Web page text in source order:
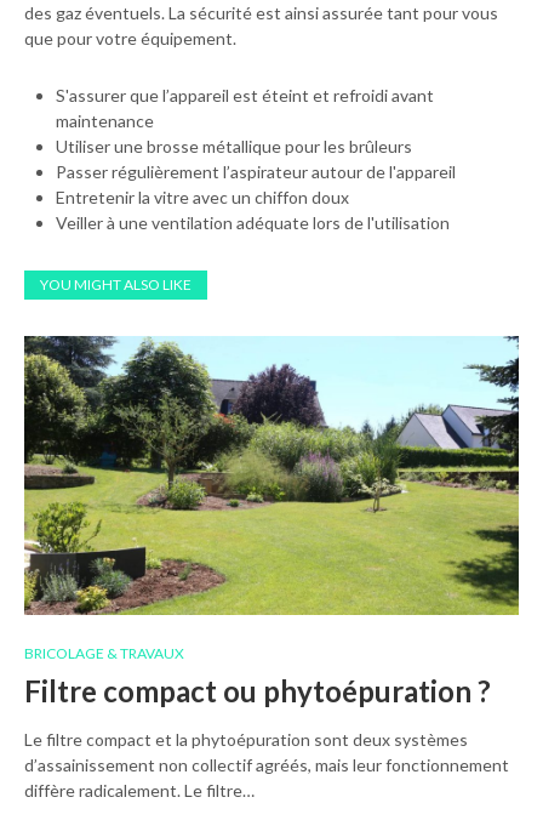
des gaz éventuels. La sécurité est ainsi assurée tant pour vous
que pour votre équipement.
S'assurer que l’appareil est éteint et refroidi avant
maintenance
Utiliser une brosse métallique pour les brûleurs
Passer régulièrement l’aspirateur autour de l'appareil
Entretenir la vitre avec un chiffon doux
Veiller à une ventilation adéquate lors de l'utilisation
YOU MIGHT ALSO LIKE
BRICOLAGE & TRAVAUX
Filtre compact ou phytoépuration ?
Le filtre compact et la phytoépuration sont deux systèmes
d’assainissement non collectif agréés, mais leur fonctionnement
diffère radicalement. Le filtre…